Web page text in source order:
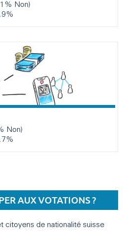
Non)
Non)
AUX VOTATIONS ?
citoyens de nationalité suisse